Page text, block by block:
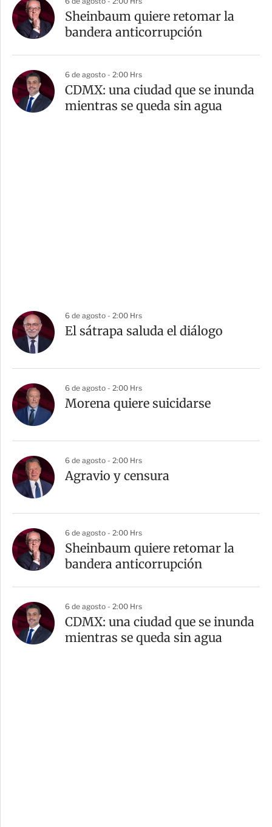
Sheinbaum quiere retomar la
bandera anticorrupción
6 de agosto - 2:00 Hrs
CDMX: una ciudad que se inunda
mientras se queda sin agua
6 de agosto - 2:00 Hrs
El sátrapa saluda el diálogo
6 de agosto - 2:00 Hrs
Morena quiere suicidarse
6 de agosto - 2:00 Hrs
Agravio y censura
6 de agosto - 2:00 Hrs
Sheinbaum quiere retomar la
bandera anticorrupción
6 de agosto - 2:00 Hrs
CDMX: una ciudad que se inunda
mientras se queda sin agua